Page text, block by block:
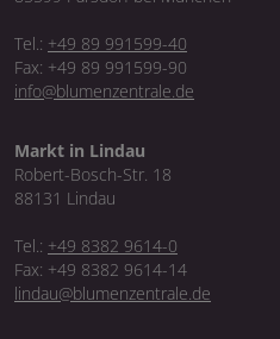
Tel.: +49 89 991599-40
Fax: +49 89 991599-90
info@blumenzentrale.de
Markt in Lindau
Robert-Bosch-Str. 18
88131 Lindau
Tel.: +49 8382 9614-0
Fax: +49 8382 9614-14
lindau@blumenzentrale.de